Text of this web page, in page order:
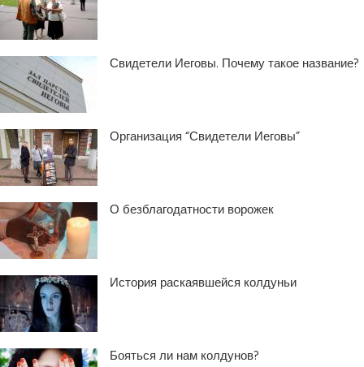
Свидетели Иеговы. Почему такое название?
Организация “Свидетели Иеговы”
О безблагодатности ворожек
История раскаявшейся колдуньи
Бояться ли нам колдунов?